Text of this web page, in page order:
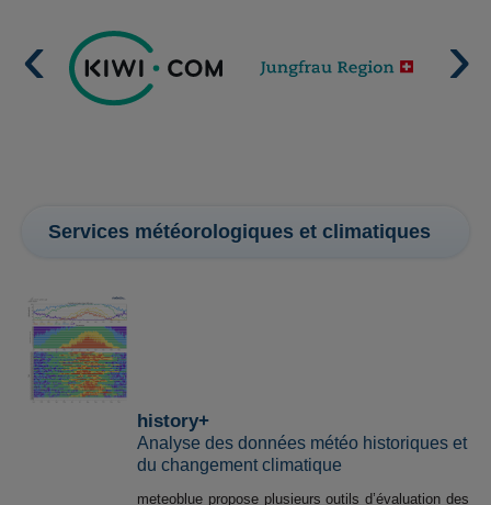
Services météorologiques et climatiques
history+
Analyse des données météo historiques et
du changement climatique
meteoblue propose plusieurs outils d’évaluation des